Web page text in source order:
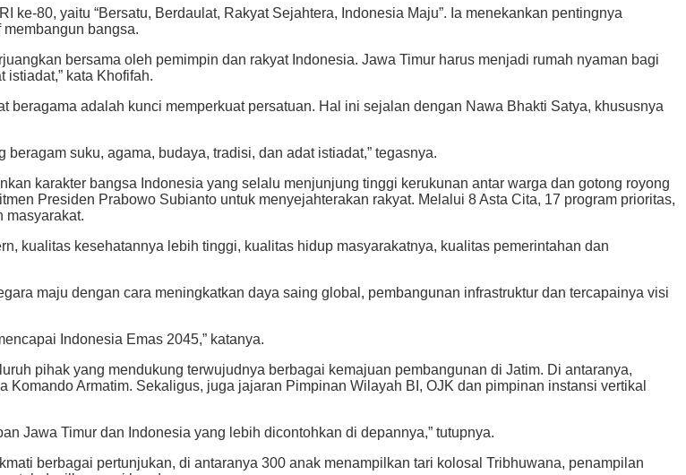
80, yaitu “Bersatu, Berdaulat, Rakyat Sejahtera, Indonesia Maju”. Ia menekankan pentingnya
bangsa.
bersama oleh pemimpin dan rakyat Indonesia. Jawa Timur harus menjadi rumah nyaman bagi
kata Khofifah.
beragama adalah kunci memperkuat persatuan. Hal ini sejalan dengan Nawa Bhakti Satya, khususnya
suku, agama, budaya, tradisi, dan adat istiadat,” tegasnya.
karakter bangsa Indonesia yang selalu menjunjung tinggi kerukunan antar warga dan gotong royong
Presiden Prabowo Subianto untuk menyejahterakan rakyat. Melalui 8 Asta Cita, 17 program prioritas,
masyarakat.
kualitas kesehatannya lebih tinggi, kualitas hidup masyarakatnya, kualitas pemerintahan dan
maju dengan cara meningkatkan daya saing global, pembangunan infrastruktur dan tercapainya visi
Indonesia Emas 2045,” katanya.
pihak yang mendukung terwujudnya berbagai kemajuan pembangunan di Jatim. Di antaranya,
Armatim. Sekaligus, juga jajaran Pimpinan Wilayah BI, OJK dan pimpinan instansi vertikal
Jawa Timur dan Indonesia yang lebih dicontohkan di depannya,” tutupnya.
berbagai pertunjukan, di antaranya 300 anak menampilkan tari kolosal Tribhuwana, penampilan